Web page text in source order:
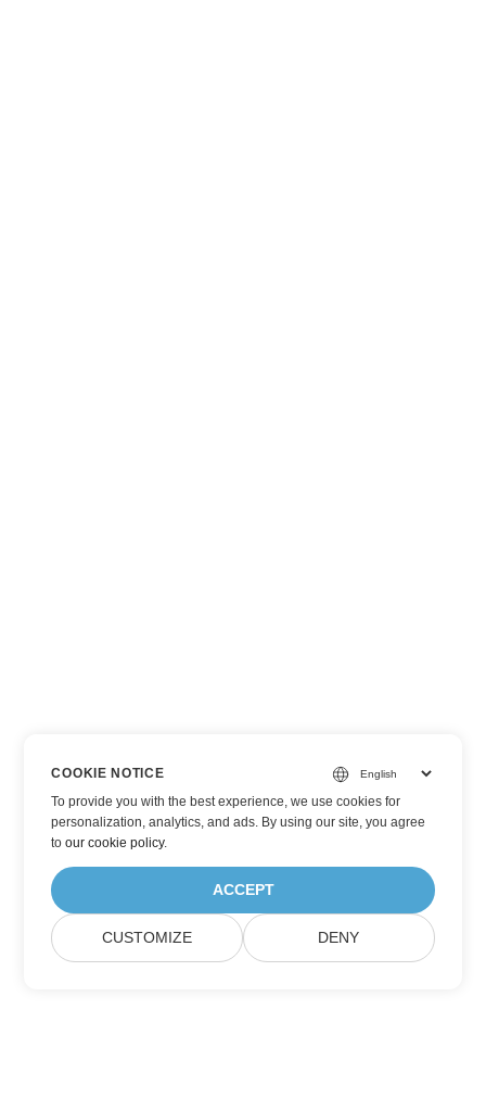
COOKIE NOTICE
To provide you with the best experience, we use cookies for
personalization, analytics, and ads. By using our site, you agree
toour cookie policy.
ACCEPT
CUSTOMIZE DENY